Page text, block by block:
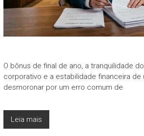
O bônus de final de ano, a tranquilidade
corporativo e a estabilidade financeira
desmoronar por um erro comum de
Leia mais